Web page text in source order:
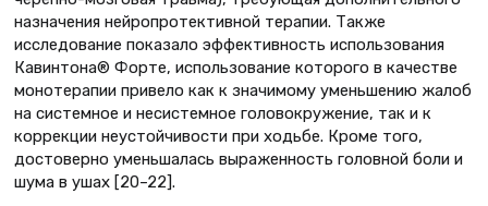
назначения нейропротективной терапии. Также
исследование показало эффективность использования
Кавинтона® Форте, использование которого в качестве
монотерапии привело как к значимому уменьшению жалоб
на системное и несистемное головокружение, так и к
коррекции неустойчивости при ходьбе. Кроме того,
достоверно уменьшалась выраженность головной боли и
шума в ушах [20–22].